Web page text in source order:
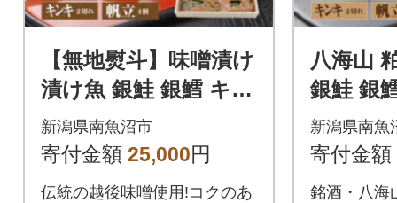
【無地熨斗】味噌漬け
漬け魚 銀鮭 銀鱈 キン
キ 計6切 ホタテ 4個入
新潟県 南魚沼市 10
新潟県南魚沼市
寄付金額 25,000円
伝統の越後味噌使用!コクのあ
八海山
銀鮭 銀
切れ ホ
粕 新潟
新潟県南魚
寄付金額
銘酒・八海